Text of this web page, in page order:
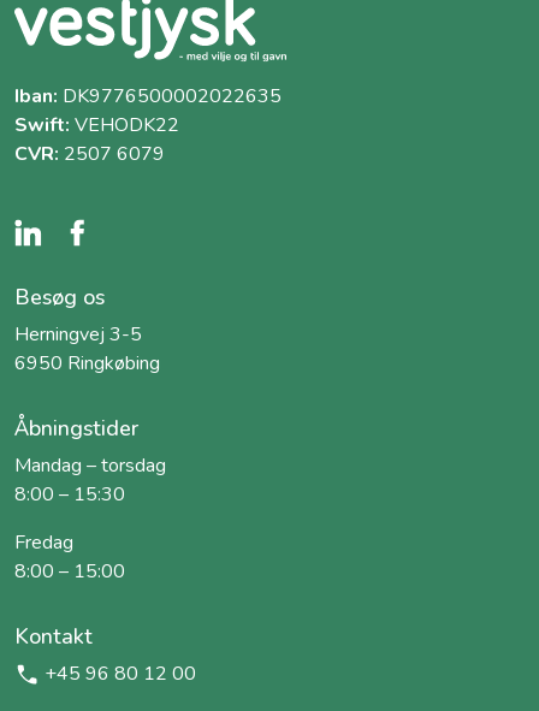
Iban: DK9776500002022635
Swift: VEHODK22
CVR: 2507 6079
Besøg os
Herningvej 3-5
6950 Ringkøbing
Åbningstider
Mandag – torsdag
8:00 – 15:30
Fredag
8:00 – 15:00
Kontakt
+45 96 80 12 00